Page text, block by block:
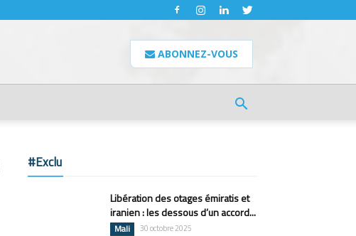
ABONNEZ-VOUS
#Exclu
Libération des otages émiratis et
iranien : les dessous d’un accord...
Mali 30 octobre 2025